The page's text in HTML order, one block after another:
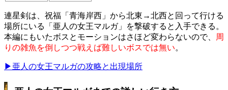
連星剣は、祝福「青海岸西」から北東→北西と回って行ける
場所にいる「亜人の女王マルガ」を撃破すると入手できる。
本編にもいたボスとモーションはさほど変わらないので、 周
りの雑魚を倒しつつ戦えば難しいボスでは無い。
▶亜人の女王マルガの攻略と出現場所